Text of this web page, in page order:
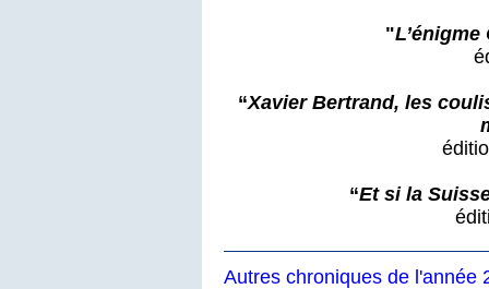
"
“Xavier Bertrand, les
“Et si la
Autres chroniques de l'année